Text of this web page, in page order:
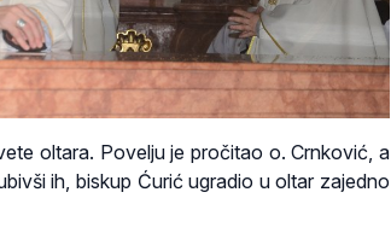
oltara. Povelju je pročitao o. Crnković, a
ih, biskup Ćurić ugradio u oltar zajedno